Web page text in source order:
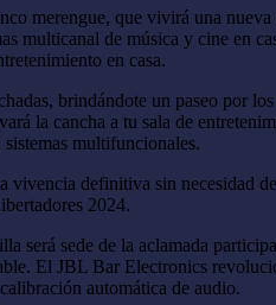
merengue, que vivirá una
multicanal de música y cine en
en casa.
brindándote un paseo
la cancha a tu sala de
multifuncionales.
definitiva sin necesidad
2024.
sede de la aclamada
El JBL Bar Electronics
automática de audio.